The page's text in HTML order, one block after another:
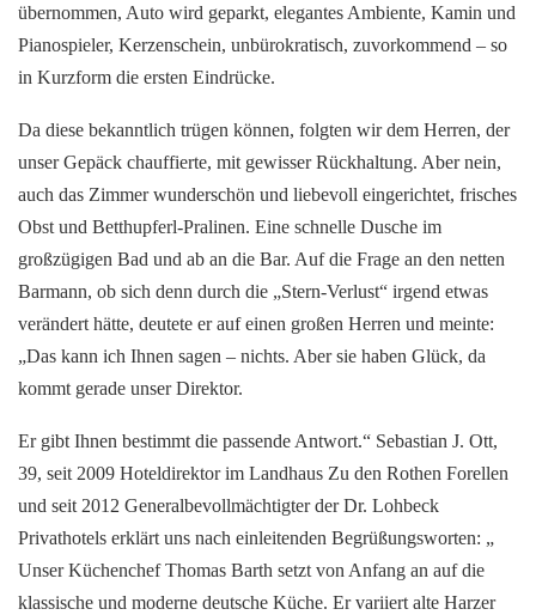
übernommen, Auto wird geparkt, elegantes Ambiente, Kamin und
Pianospieler, Kerzenschein, unbürokratisch, zuvorkommend – so
in Kurzform die ersten Eindrücke.
Da diese bekanntlich trügen können, folgten wir dem Herren, der
unser Gepäck chauffierte, mit gewisser Rückhaltung. Aber nein,
auch das Zimmer wunderschön und liebevoll eingerichtet, frisches
Obst und Betthupferl-Pralinen. Eine schnelle Dusche im
großzügigen Bad und ab an die Bar. Auf die Frage an den netten
Barmann, ob sich denn durch die „Stern-Verlust“ irgend etwas
verändert hätte, deutete er auf einen großen Herren und meinte:
„Das kann ich Ihnen sagen – nichts. Aber sie haben Glück, da
kommt gerade unser Direktor.
Er gibt Ihnen bestimmt die passende Antwort.“ Sebastian J. Ott,
39, seit 2009 Hoteldirektor im Landhaus Zu den Rothen Forellen
und seit 2012 Generalbevollmächtigter der Dr. Lohbeck
Privathotels erklärt uns nach einleitenden Begrüßungsworten: „
Unser Küchenchef Thomas Barth setzt von Anfang an auf die
klassische und moderne deutsche Küche. Er variiert alte Harzer